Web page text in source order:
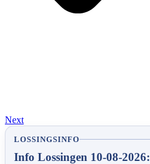
Next
LOSSINGSINFO
Info Lossingen 10-08-2026: